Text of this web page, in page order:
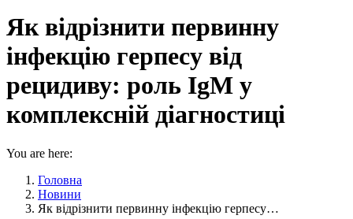
Як відрізнити первинну
інфекцію герпесу від
рецидиву: роль IgM у
комплексній діагностиці
You are here:
Головна
Новини
Як відрізнити первинну інфекцію герпесу…